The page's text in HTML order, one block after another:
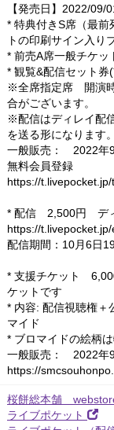
【発売日】2022/09/
* 特典付きS席（最
トの印刷サイン入り
* 前売A席一般チケッ
* 観覧&配信セット
※全席指定席 開演時
合がございます。
※配信はディレイ配
を送る形になります。
一般販売： 2022年
無料会員登録
https://t.livepocket.jp/
* 配信 2,500円 デ
https://
配信期間：10月6日
* 支援チケット
ケットです
* 内容: 配信視聴権＋
マイド
* ブロマイドの絵柄
一般販売： 2022年
https://
桜餅総本舗
ライブポケット